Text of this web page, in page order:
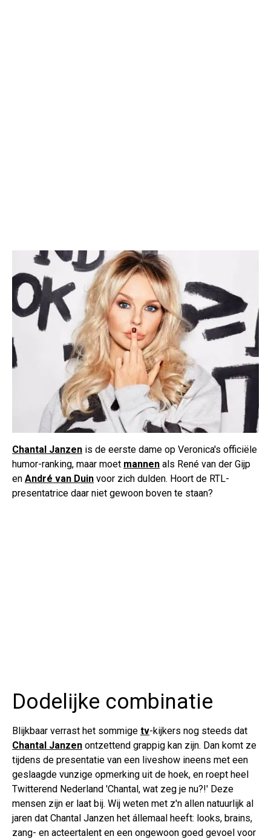
Chantal Janzen is de eerste dame op Veronica's officiële
humor-ranking, maar moet mannen als René van der Gijp
en André van Duin voor zich dulden. Hoort de RTL-
presentatrice daar niet gewoon boven te staan?
Dodelijke combinatie
Blijkbaar verrast het sommige tv-kijkers nog steeds dat
Chantal Janzen ontzettend grappig kan zijn. Dan komt ze
tijdens de presentatie van een liveshow ineens met een
geslaagde vunzige opmerking uit de hoek, en roept heel
Twitterend Nederland 'Chantal, wat zeg je nu?!' Deze
mensen zijn er laat bij. Wij weten met z'n allen natuurlijk al
jaren dat Chantal Janzen het állemaal heeft: looks, brains,
zang- en acteertalent en een ongewoon goed gevoel voor